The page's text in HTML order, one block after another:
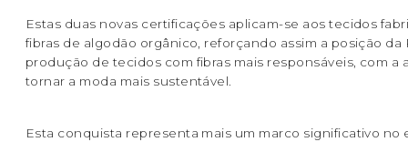
Estas duas novas certificações aplicam-se aos tecidos
fibras de algodão orgânico, reforçando assim a posição da
produção de tecidos com fibras mais responsáveis, com a
tornar a moda mais sustentável.
Esta conquista representa mais um marco significativo no